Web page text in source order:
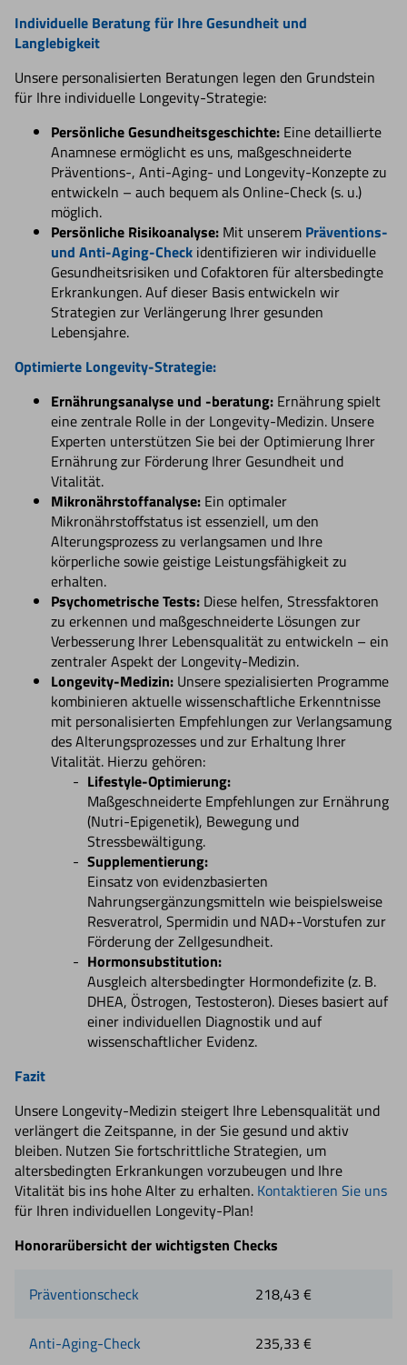
Individuelle Beratung für Ihre Gesundheit und
Langlebigkeit
Unsere personalisierten Beratungen legen den Grundstein
für Ihre individuelle Longevity-Strategie:
Persönliche Gesundheitsgeschichte: Eine detaillierte
Anamnese ermöglicht es uns, maßgeschneiderte
Präventions-, Anti-Aging- und Longevity-Konzepte zu
entwickeln – auch bequem als Online-Check (s. u.)
möglich.
Persönliche Risikoanalyse: Mit unserem Präventions-
und Anti-Aging-Check identifizieren wir individuelle
Gesundheitsrisiken und Cofaktoren für altersbedingte
Erkrankungen. Auf dieser Basis entwickeln wir
Strategien zur Verlängerung Ihrer gesunden
Lebensjahre.
Optimierte Longevity-Strategie:
Ernährungsanalyse und -beratung: Ernährung spielt
eine zentrale Rolle in der Longevity-Medizin. Unsere
Experten unterstützen Sie bei der Optimierung Ihrer
Ernährung zur Förderung Ihrer Gesundheit und
Vitalität.
Mikronährstoffanalyse: Ein optimaler
Mikronährstoffstatus ist essenziell, um den
Alterungsprozess zu verlangsamen und Ihre
körperliche sowie geistige Leistungsfähigkeit zu
erhalten.
Psychometrische Tests: Diese helfen, Stressfaktoren
zu erkennen und maßgeschneiderte Lösungen zur
Verbesserung Ihrer Lebensqualität zu entwickeln – ein
zentraler Aspekt der Longevity-Medizin.
Longevity-Medizin: Unsere spezialisierten Programme
kombinieren aktuelle wissenschaftliche Erkenntnisse
mit personalisierten Empfehlungen zur Verlangsamung
des Alterungsprozesses und zur Erhaltung Ihrer
Vitalität. Hierzu gehören:
Lifestyle-Optimierung:
Maßgeschneiderte Empfehlungen zur Ernährung
(Nutri-Epigenetik), Bewegung und
Stressbewältigung.
Supplementierung:
Einsatz von evidenzbasierten
Nahrungsergänzungsmitteln wie beispielsweise
Resveratrol, Spermidin und NAD+-Vorstufen zur
Förderung der Zellgesundheit.
Hormonsubstitution:
Ausgleich altersbedingter Hormondefizite (z. B.
DHEA, Östrogen, Testosteron). Dieses basiert auf
einer individuellen Diagnostik und auf
wissenschaftlicher Evidenz.
Fazit
Unsere Longevity-Medizin steigert Ihre Lebensqualität und
verlängert die Zeitspanne, in der Sie gesund und aktiv
bleiben. Nutzen Sie fortschrittliche Strategien, um
altersbedingten Erkrankungen vorzubeugen und Ihre
Vitalität bis ins hohe Alter zu erhalten. Kontaktieren Sie uns
für Ihren individuellen Longevity-Plan!
Honorarübersicht der wichtigsten Checks
Präventionscheck 218,43 €
Anti-Aging-Check 235,33 €